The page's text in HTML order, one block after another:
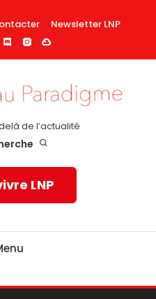
Newsletter LNP
de l’actualité
LNP